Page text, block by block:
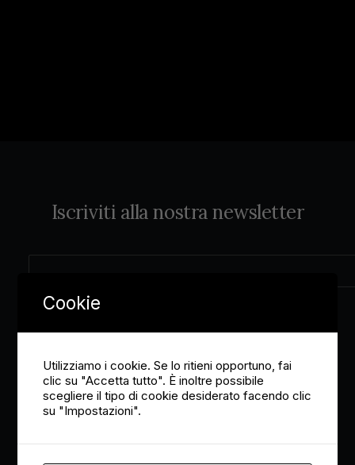
Iscriviti alla nostra newsletter
Cookie
Utilizziamo i cookie. Se lo ritieni opportuno, fai
clic su "Accetta tutto". È inoltre possibile
scegliere il tipo di cookie desiderato facendo clic
su "Impostazioni".